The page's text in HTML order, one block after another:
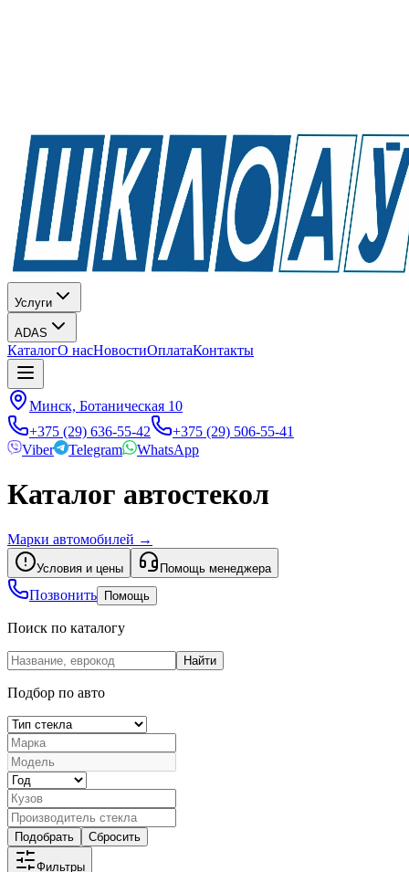
Услуги
ADAS
КаталогО насНовостиОплатаКонтакты
Минск, Ботаническая 10
+375 (29) 636-55-42
+375 (29) 506-55-41
Viber
Telegram WhatsApp
Каталог автостекол
Марки автомобилей →
Условия и цены Помощь менеджера
Позвонить Помощь
Поиск по каталогу
Найти
Подбор по авто
Подобрать Сбросить
Фильтры